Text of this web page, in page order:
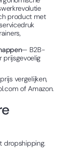
product met
— B2B-
prijsgevoelig
vergelijken,
of Amazon.
dropshipping.